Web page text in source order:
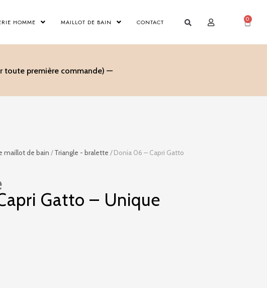
HOMME MAILLOT DE BAIN CONTACT 0
Panier
toute première commande) —
maillot de bain /Triangle - bralette / Donia 06 – Capri Gatto
Gatto – Unique